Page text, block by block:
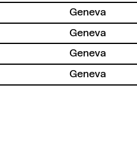
Geneva
Geneva
Geneva
Geneva